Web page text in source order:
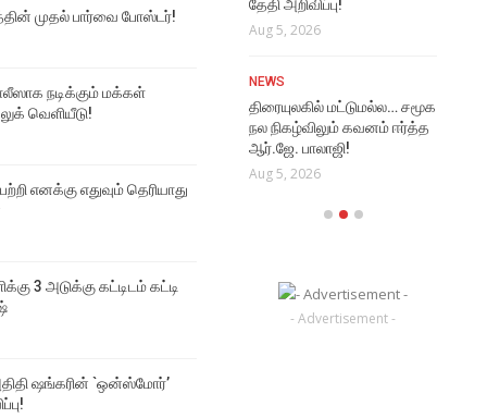
முதல் பார்வை போஸ்டர்!
நடிக்கும் மக்கள்
வெளியீடு!
எனக்கு எதுவும் தெரியாது
3 அடுக்கு கட்டிடம் கட்டி
ஷங்கரின் `ஒன்ஸ்மோர்’
NEWS
Aug 6, 2026
தேதி அறிவிப்பு!
Aug 5, 2026
NEWS
திரையுலகில் மட்டுமல்ல… சமூக
நல நிகழ்விலும் கவனம் ஈர்த்த
ஆர்.ஜே. பாலாஜி!
Aug 5, 2026
- Advertisement -